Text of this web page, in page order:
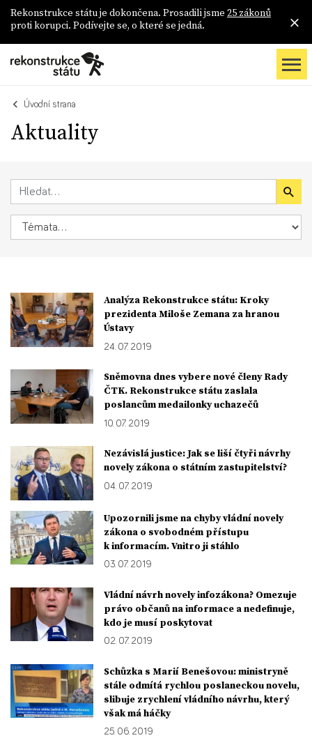
Rekonstrukce státu je dokončena. Prosadili jsme 25 zákonů
proti korupci. Podívejte se, o které se jedná.
Úvodní strana
Aktuality
Analýza Rekonstrukce státu: Kroky
prezidenta Miloše Zemana za hranou
Ústavy
24. 07. 2019
Sněmovna dnes vybere nové členy Rady
ČTK. Rekonstrukce státu zaslala
poslancům medailonky uchazečů
10. 07. 2019
Nezávislá justice: Jak se liší čtyři návrhy
novely zákona o státním zastupitelství?
04. 07. 2019
Upozornili jsme na chyby vládní novely
zákona o svobodném přístupu
k informacím. Vnitro ji stáhlo
03. 07. 2019
Vládní návrh novely infozákona? Omezuje
právo občanů na informace a nedefinuje,
kdo je musí poskytovat
02. 07. 2019
Schůzka s Marií Benešovou: ministryně
stále odmítá rychlou poslaneckou novelu,
slibuje zrychlení vládního návrhu, který
však má háčky
25. 06. 2019